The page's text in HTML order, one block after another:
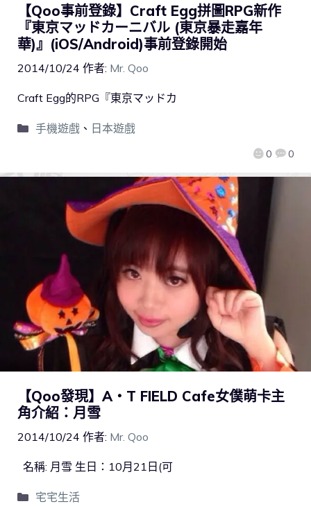
【Qoo事前登錄】Craft Egg拼圖RPG新作
『東京マッドカーニバル (東京暴走嘉年
華)』(iOS/Android)事前登錄開始
2014/10/24 作者: Mr. Qoo
0 0
Craft Egg的RPG『東京マッドカ
手機遊戲、 日本遊戲
【Qoo發現】A‧T FIELD Cafe女僕萌卡主
角介紹：月雪
2014/10/24 作者: Mr. Qoo
名稱: 月雪 生日：10月21日(可
宅宅生活